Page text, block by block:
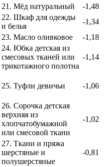
21. Мёд натуральный
-1,48
22. Шкаф для одежды
и белья
-1,34
23. Масло оливковое
-1,18
24. Юбка детская из
смесовых тканей или
трикотажного полотна
-1,14
25. Туфли девичьи -1,06
26. Сорочка детская
верхняя из
хлопчатобумажной
или смесовой ткани
-1,02
27. Ткани и пряжа
шерстяные и
полушерстяные
-0,81